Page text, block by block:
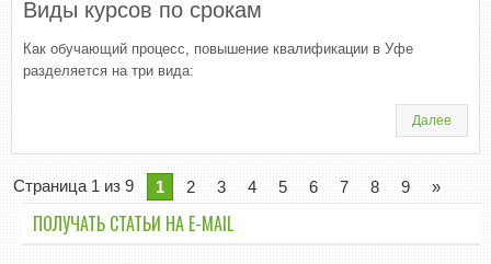
Виды курсов по срокам
Как обучающий процесс, повышение квалификации в Уфе
разделяется на три вида:
Далее
Страница 1 из 9 1 2 3 4 5 6 7 8 9 »
ПОЛУЧАТЬ СТАТЬИ НА E-MАIL